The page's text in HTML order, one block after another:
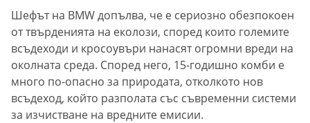
Шефът на BMW допълва, че е сериозно обезпокоен
от твърденията на еколози, според които големите
всъдеходи и кросоувъри нанасят огромни вреди на
околната среда. Според него, 15-годишно комби е
много по-опасно за природата, отколкото нов
всъдеход, който разполата със съвременни системи
за изчистване на вредните емисии.